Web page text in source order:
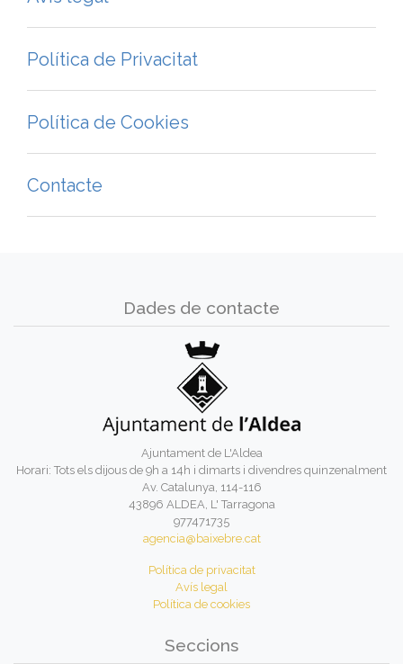
Política de Privacitat
Política de Cookies
Contacte
Dades de contacte
Ajuntament de L'Aldea
Horari: Tots els dijous de 9h a 14h i dimarts i divendres quinzenalment
Av. Catalunya, 114-116
43896 ALDEA, L' Tarragona
977471735
agencia@baixebre.cat
Política de privacitat
Avís legal
Política de cookies
Seccions